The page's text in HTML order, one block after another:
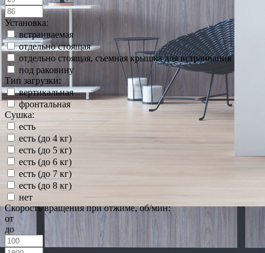
Установка:
встраиваемая
отдельно стоящая
отдельно стоящая, съемная крышка для встраивания
под раковину
Тип загрузки:
вертикальная
фронтальная
Сушка:
есть
есть (до 4 кг)
есть (до 5 кг)
есть (до 6 кг)
есть (до 7 кг)
есть (до 8 кг)
нет
Скорость вращения при отжиме, об/мин:
от
до